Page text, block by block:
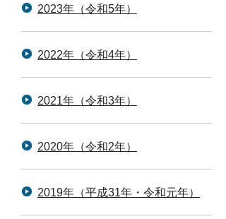
2023年（令和5年）
2022年（令和4年）
2021年（令和3年）
2020年（令和2年）
2019年（平成31年・令和元年）